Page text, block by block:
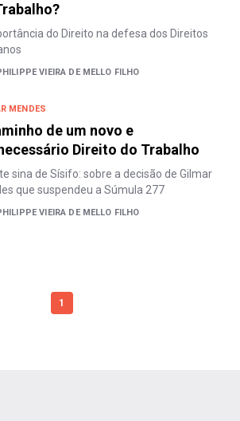
do Direito na defesa dos Direitos
VIEIRA DE MELLO FILHO
MENDES
de um novo e
Direito do Trabalho
sina de Sísifo: sobre a decisão de Gilmar
que suspendeu a Súmula 277
VIEIRA DE MELLO FILHO
1